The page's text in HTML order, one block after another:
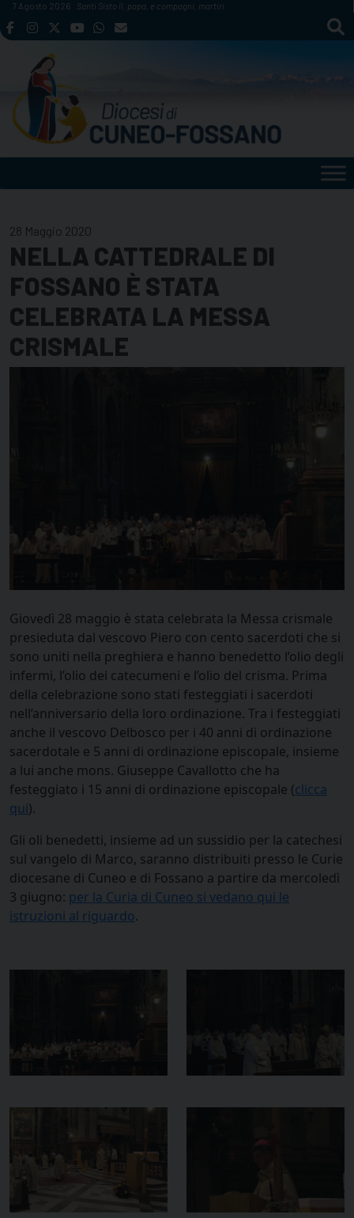
Skip
to
7 Agosto 2026 Santi Sisto II, papa, e compagni, martiri
28 Maggio 2020
NELLA CATTEDRALE DI
FOSSANO È STATA
CELEBRATA LA MESSA
CRISMALE
Giovedì 28 maggio è stata celebrata la Messa crismale
presieduta dal vescovo Piero con cento sacerdoti che si
sono uniti nella preghiera e hanno benedetto l’olio degli
infermi, l’olio dei catecumeni e l’olio del crisma. Prima
della celebrazione sono stati festeggiati i sacerdoti
nell’anniversario della loro ordinazione. Tra i festeggiati
anche il vescovo Delbosco per i 40 anni di ordinazione
sacerdotale e 5 anni di ordinazione episcopale, insieme
a lui anche mons. Giuseppe Cavallotto che ha
festeggiato i 15 anni di ordinazione episcopale (clicca
qui).
Gli oli benedetti, insieme ad un sussidio per la catechesi
sul vangelo di Marco, saranno distribuiti presso le Curie
diocesane di Cuneo e di Fossano a partire da mercoledì
3 giugno: per la Curia di Cuneo si vedano qui le
istruzioni al riguardo.